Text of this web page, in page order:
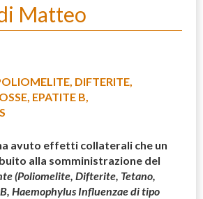
Matteo
DIFTERITE,
EPATITE B,
avuto effetti collaterali che un
alla somministrazione del
(Poliomelite, Difterite, Tetano,
Haemophylus Influenzae di tipo